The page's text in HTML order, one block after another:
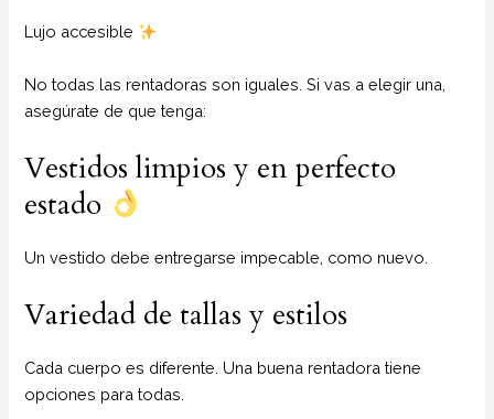
Lujo accesible
No todas las rentadoras son iguales. Si vas a elegir una,
asegúrate de que tenga:
Vestidos limpios y en perfecto
estado
Un vestido debe entregarse impecable, como nuevo.
Variedad de tallas y estilos
Cada cuerpo es diferente. Una buena rentadora tiene
opciones para todas.